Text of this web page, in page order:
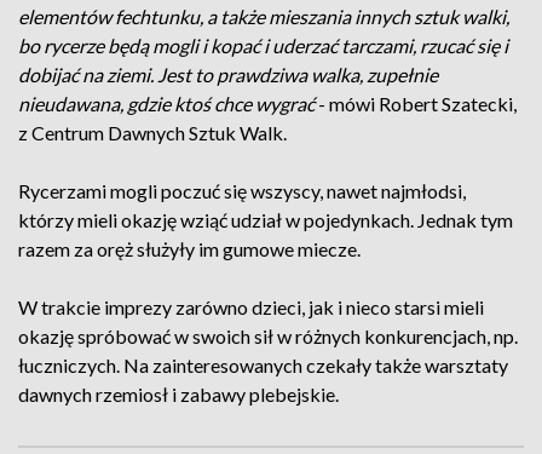
elementów fechtunku, a także mieszania innych sztuk walki,
bo rycerze będą mogli i kopać i uderzać tarczami, rzucać się i
dobijać na ziemi. Jest to prawdziwa walka, zupełnie
nieudawana, gdzie ktoś chce wygrać- mówi Robert Szatecki,
z Centrum Dawnych Sztuk Walk.
Rycerzami mogli poczuć się wszyscy, nawet najmłodsi,
którzy mieli okazję wziąć udział w pojedynkach. Jednak tym
razem za oręż służyły im gumowe miecze.
W trakcie imprezy zarówno dzieci, jak i nieco starsi mieli
okazję spróbować w swoich sił w różnych konkurencjach, np.
łuczniczych. Na zainteresowanych czekały także warsztaty
dawnych rzemiosł i zabawy plebejskie.